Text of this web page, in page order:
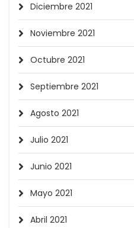
Diciembre 2021
Noviembre 2021
Octubre 2021
Septiembre 2021
Agosto 2021
Julio 2021
Junio 2021
Mayo 2021
Abril 2021